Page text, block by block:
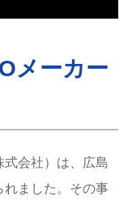
メーカー
会社）は、広島
れました。その事